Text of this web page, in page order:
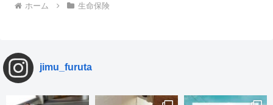
ホーム 生命保険
jimu_furuta